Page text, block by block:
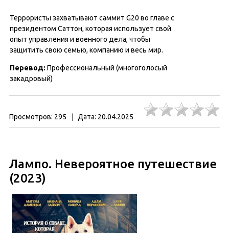
Террористы захватывают саммит G20 во главе с
президентом Саттон, которая использует свой
опыт управления и военного дела, чтобы
защитить свою семью, компанию и весь мир.
Перевод: Профессиональный (многоголосый
закадровый)
Просмотров: 295 Дата: 20.04.2025
Лампо. Невероятное путешествие
(2023)